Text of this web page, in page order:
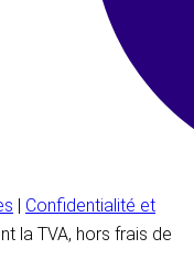
| Confidentialité et
la TVA, hors frais de